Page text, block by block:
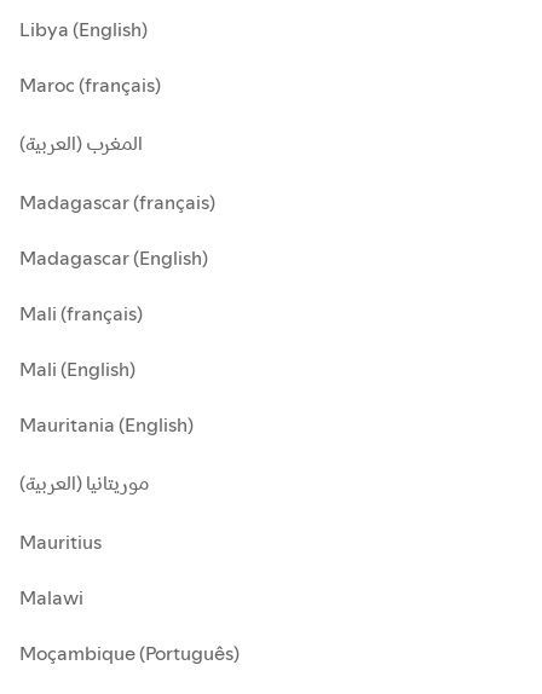
Libya (English)
Maroc (français)
المغرب (العربية)
Madagascar (français)
Madagascar (English)
Mali (français)
Mali (English)
Mauritania (English)
موريتانيا (العربية)
Mauritius
Malawi
Moçambique (Português)